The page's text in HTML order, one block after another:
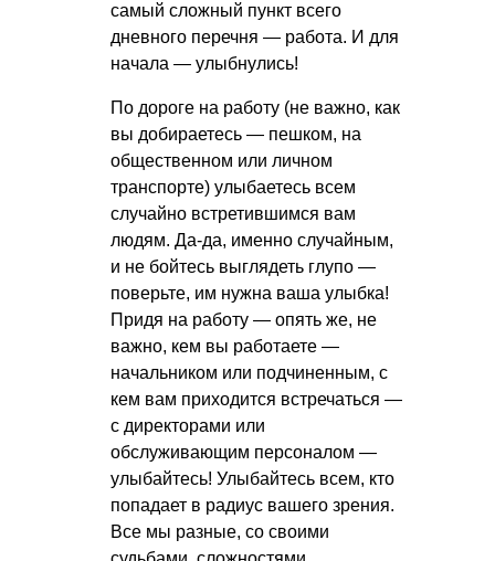
самый сложный пункт всего
дневного перечня — работа. И для
начала — улыбнулись!
По дороге на работу (не важно, как
вы добираетесь — пешком, на
общественном или личном
транспорте) улыбаетесь всем
случайно встретившимся вам
людям. Да-да, именно случайным,
и не бойтесь выглядеть глупо —
поверьте, им нужна ваша улыбка!
Придя на работу — опять же, не
важно, кем вы работаете —
начальником или подчиненным, с
кем вам приходится встречаться —
с директорами или
обслуживающим персоналом —
улыбайтесь! Улыбайтесь всем, кто
попадает в радиус вашего зрения.
Все мы разные, со своими